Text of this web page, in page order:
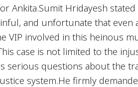
Ankita.Sumit Hridayesh stated
and unfortunate that even
VIP involved in this heinous
case is not limited to the
serious questions about the
system.He firmly